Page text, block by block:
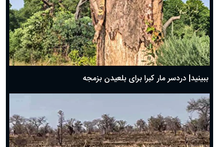
ببینید| دردسر مار کبرا برای بلعیدن بزمجه